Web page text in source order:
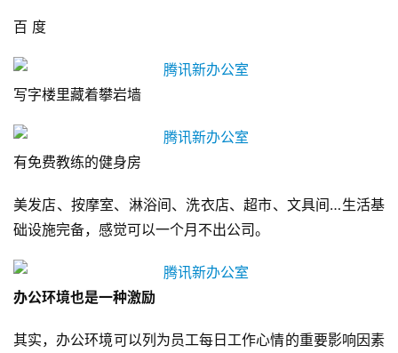
百 度
写字楼里藏着攀岩墙
有免费教练的健身房
美发店、按摩室、淋浴间、洗衣店、超市、文具间…生活基
础设施完备，感觉可以一个月不出公司。
办公环境也是一种激励
其实，办公环境可以列为员工每日工作心情的重要影响因素